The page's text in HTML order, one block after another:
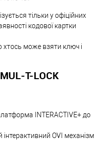
тільки у офіційних
кодової картки
хтось може взяти ключ і
T-LOCK
INTERACTIVE+ до
OVI механізм